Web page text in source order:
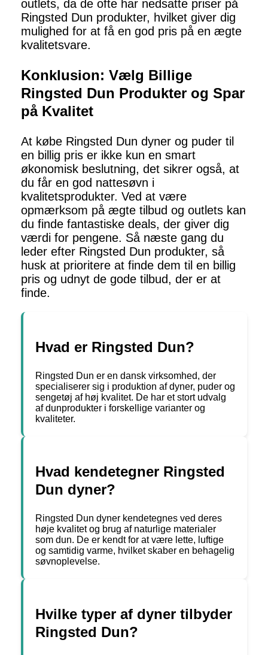
outlets, da de ofte har nedsatte priser på
Ringsted Dun produkter, hvilket giver dig
mulighed for at få en god pris på en ægte
kvalitetsvare.
Konklusion: Vælg Billige
Ringsted Dun Produkter og Spar
på Kvalitet
At købe Ringsted Dun dyner og puder til
en billig pris er ikke kun en smart
økonomisk beslutning, det sikrer også, at
du får en god nattesøvn i
kvalitetsprodukter. Ved at være
opmærksom på ægte tilbud og outlets kan
du finde fantastiske deals, der giver dig
værdi for pengene. Så næste gang du
leder efter Ringsted Dun produkter, så
husk at prioritere at finde dem til en billig
pris og udnyt de gode tilbud, der er at
finde.
Hvad er Ringsted Dun?
Ringsted Dun er en dansk virksomhed, der
specialiserer sig i produktion af dyner, puder og
sengetøj af høj kvalitet. De har et stort udvalg
af dunprodukter i forskellige varianter og
kvaliteter.
Hvad kendetegner Ringsted
Dun dyner?
Ringsted Dun dyner kendetegnes ved deres
høje kvalitet og brug af naturlige materialer
som dun. De er kendt for at være lette, luftige
og samtidig varme, hvilket skaber en behagelig
søvnoplevelse.
Hvilke typer af dyner tilbyder
Ringsted Dun?